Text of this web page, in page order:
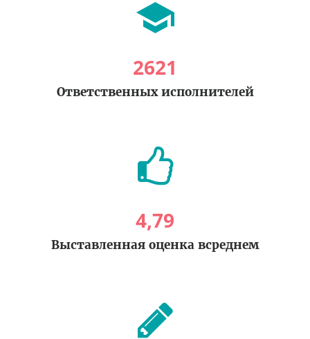
2621
Ответственных исполнителей
4,79
Выставленная оценка всреднем